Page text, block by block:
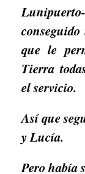
que le
Tierra
el servicio.
Así que
y Lucía.
Pero había